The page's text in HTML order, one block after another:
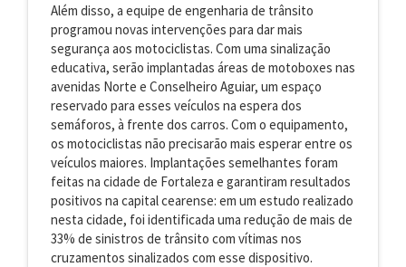
Além disso, a equipe de engenharia de trânsito
programou novas intervenções para dar mais
segurança aos motociclistas. Com uma sinalização
educativa, serão implantadas áreas de motoboxes nas
avenidas Norte e Conselheiro Aguiar, um espaço
reservado para esses veículos na espera dos
semáforos, à frente dos carros. Com o equipamento,
os motociclistas não precisarão mais esperar entre os
veículos maiores. Implantações semelhantes foram
feitas na cidade de Fortaleza e garantiram resultados
positivos na capital cearense: em um estudo realizado
nesta cidade, foi identificada uma redução de mais de
33% de sinistros de trânsito com vítimas nos
cruzamentos sinalizados com esse dispositivo.